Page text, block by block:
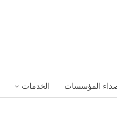
المؤسسات الخدمات